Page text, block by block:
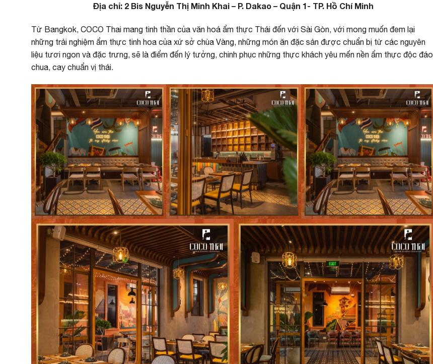
Địa chỉ: 2 Bis Nguyễn Thị Minh Khai – P. Dakao – Quận 1- TP. Hồ Chí Minh
Từ Bangkok, COCO Thai mang tinh thần của văn hoá ẩm thực Thái đến với Sài Gòn, với mong muốn đem lại
những trải nghiệm ẩm thực tinh hoa của xứ sở chùa Vàng, những món ăn đặc sản được chuẩn bị từ các nguyên
liệu tươi ngon và đặc trưng, sẽ là điểm đến lý tưởng, chinh phục những thực khách yêu mến nền ẩm thực độc đáo
chua, cay chuẩn vị thái.